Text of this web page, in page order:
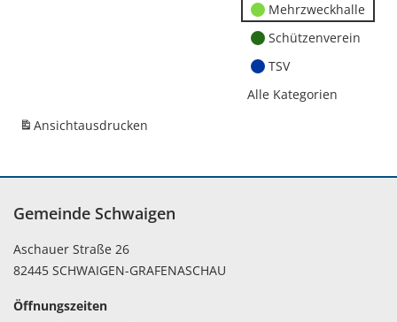
Mehrzweckhalle
Schützenverein
TSV
Alle Kategorien
Ansichtausdrucken
Gemeinde Schwaigen
Aschauer Straße 26
82445 SCHWAIGEN-GRAFENASCHAU
Öffnungszeiten